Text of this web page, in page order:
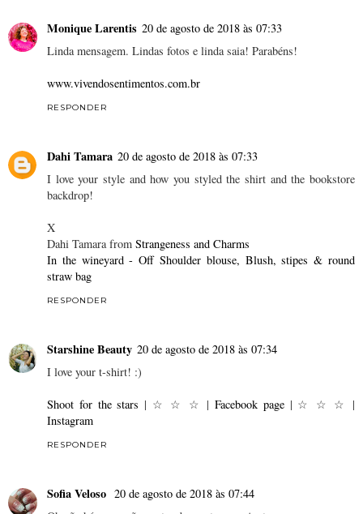
Monique Larentis 20 de agosto de 2018 às 07:33
Linda mensagem. Lindas fotos e linda saia! Parabéns!
www.vivendosentimentos.com.br
RESPONDER
Dahi Tamara 20 de agosto de 2018 às 07:33
I love your style and how you styled the shirt and the bookstore
backdrop!
X
Dahi Tamara from Strangeness and Charms
In the wineyard - Off Shoulder blouse, Blush, stipes & round
straw bag
RESPONDER
Starshine Beauty 20 de agosto de 2018 às 07:34
I love your t-shirt! :)
Shoot for the stars | ☆ ☆ ☆ |Facebook page| ☆ ☆ ☆ |
Instagram
RESPONDER
Sofia Veloso 20 de agosto de 2018 às 07:44